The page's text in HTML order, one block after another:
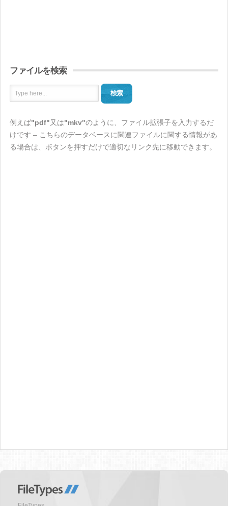
ファイルを検索
検索
例えば"pdf"又は"mkv"のように、ファイル拡張子を入力するだ
けです – こちらのデータベースに関連ファイルに関する情報があ
る場合は、ボタンを押すだけで適切なリンク先に移動できます。